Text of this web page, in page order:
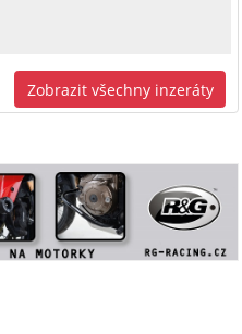
Zobrazit všechny inzeráty